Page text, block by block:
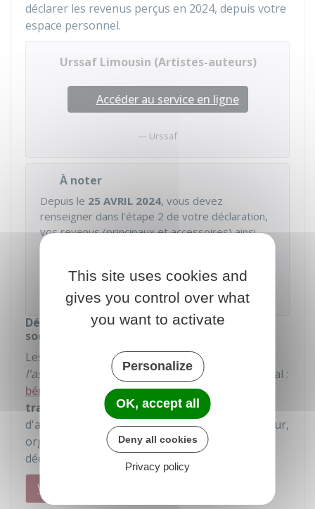
déclarer les revenus perçus en 2024, depuis votre
espace personnel.
Urssaf Limousin (Artistes-auteurs)
Accéder au service en ligne
Urssaf
À noter
Depuis le 25 AVRIL 2024, vous devez
renseigner dans l'étape 2 de votre déclaration,
vos revenus (principaux et accessoires) ainsi
que la nature de l'œuvre associée, à partir d'une
comment déclarer vos différents types de
revenus.
Détermination de l'assiette des cotisations
sociales
Les modalités de déclaration et de calcul de
l'assiette socialevarient selon votre régime fiscal :
bénéfices non commerciaux (BNC)
traitements et salaires(TS). Seuls les droits
d'auteur versés par des tiers (éditeur, producteur,
organisme de gestion collective) peuvent être
déclarés
Vous déclarez en BNC
This site uses cookies and
gives you control over what
you want to activate
Personalize
OK, accept all
Deny all cookies
Privacy policy